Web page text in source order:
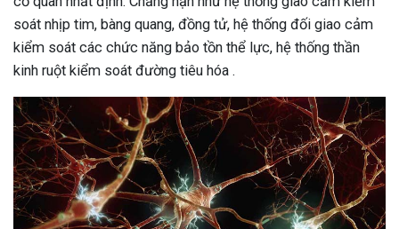
soát nhịp tim, bàng quang, đồng tử, hệ thống đối giao cảm
kiểm soát các chức năng bảo tồn thể lực, hệ thống thần
kinh ruột kiểm soát đường tiêu hóa .